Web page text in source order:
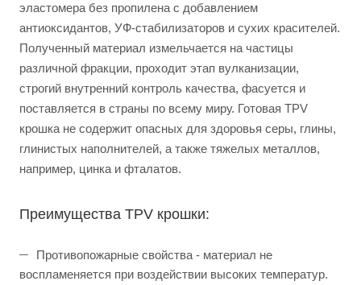
эластомера без пропилена с добавлением
антиоксидантов, УФ-стабилизаторов и сухих красителей.
Полученный материал измельчается на частицы
различной фракции, проходит этап вулканизации,
строгий внутренний контроль качества, фасуется и
поставляется в страны по всему миру. Готовая TPV
крошка не содержит опасных для здоровья серы, глины,
глинистых наполнителей, а также тяжелых металлов,
например, цинка и фталатов.
Преимущества TPV крошки:
Противопожарные свойства - материал не
воспламеняется при воздействии высоких температур.